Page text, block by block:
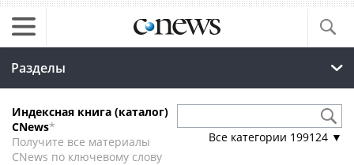
Разделы
Индексная книга (каталог)
CNews*
Получите все материалы
CNews по ключевому слову
Все категории 199124 ▼